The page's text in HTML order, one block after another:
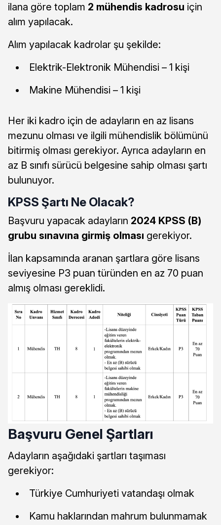
ilana göre toplam 2 mühendis kadrosu için
alım yapılacak.
Alım yapılacak kadrolar şu şekilde:
Elektrik-Elektronik Mühendisi – 1 kişi
Makine Mühendisi – 1 kişi
Her iki kadro için de adayların en az lisans
mezunu olması ve ilgili mühendislik bölümünü
bitirmiş olması gerekiyor. Ayrıca adayların en
az B sınıfı sürücü belgesine sahip olması şartı
bulunuyor.
KPSS Şartı Ne Olacak?
Başvuru yapacak adayların 2024 KPSS (B)
grubu sınavına girmiş olması gerekiyor.
İlan kapsamında aranan şartlara göre lisans
seviyesine P3 puan türünden en az 70 puan
almış olması gereklidi.
Başvuru Genel Şartları
Adayların aşağıdaki şartları taşıması
gerekiyor:
Türkiye Cumhuriyeti vatandaşı olmak
Kamu haklarından mahrum bulunmamak